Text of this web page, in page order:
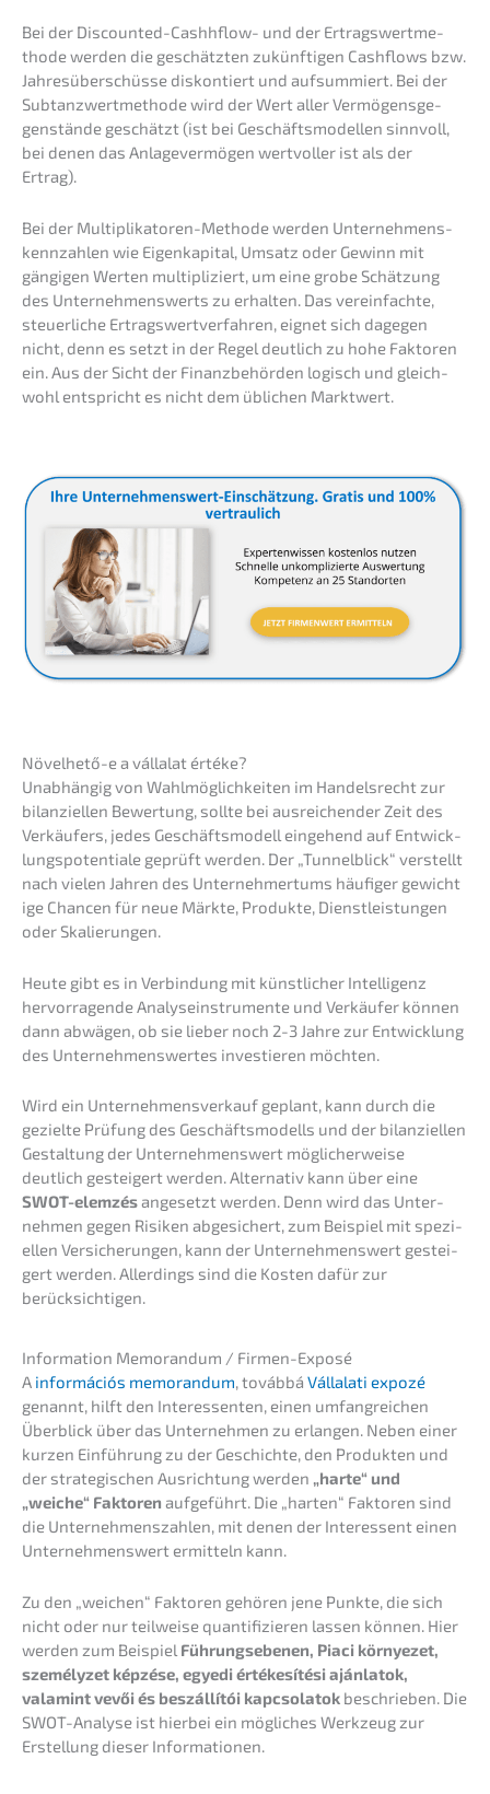
Bei der Discoun­ted-Cashh­flow- und der Ertrags­wert­me­
tho­de werden die geschätz­ten zukünf­ti­gen Cashflows bzw.
Jahres­über­schüs­se diskon­tiert und aufsum­miert. Bei der
Subtanz­wert­me­tho­de wird der Wert aller Vermö­gens­ge­
gen­stän­de geschätzt (ist bei Geschäfts­mo­del­len sinnvoll,
bei denen das Anlage­ver­mö­gen wertvol­ler ist als der
Ertrag).
Bei der Multi­pli­ka­to­ren-Metho­de werden Unter­neh­mens­
kenn­zah­len wie Eigen­ka­pi­tal, Umsatz oder Gewinn mit
gängi­gen Werten multi­pli­ziert, um eine grobe Schät­zung
des Unter­neh­mens­werts zu erhal­ten. Das verein­fach­te,
steuer­li­che Ertrags­wert­ver­fah­ren, eignet sich dagegen
nicht, denn es setzt in der Regel deutlich zu hohe Fakto­ren
ein. Aus der Sicht der Finanz­be­hör­den logisch und gleich­
wohl entspricht es nicht dem üblichen Marktwert.
Növel­he­tő-e a válla­lat értéke?
Unabhän­gig von Wahlmög­lich­kei­ten im Handels­recht zur
bilan­zi­el­len Bewer­tung, sollte bei ausrei­chen­der Zeit des
Verkäu­fers, jedes Geschäfts­mo­dell einge­hend auf Entwick­
lungs­po­ten­tia­le geprüft werden. Der „Tunnel­blick“ verstellt
nach vielen Jahren des Unter­neh­mer­tums häufi­ger gewich­t
i­ge Chancen für neue Märkte, Produk­te, Dienst­leis­tun­gen
oder Skalierungen.
Heute gibt es in Verbin­dung mit künst­li­cher Intel­li­genz
hervor­ra­gen­de Analy­se­instru­men­te und Verkäu­fer können
dann abwägen, ob sie lieber noch 2-3 Jahre zur Entwick­lung
des Unter­neh­mens­wer­tes inves­tie­ren möchten.
Wird ein Unter­nehmens­verkauf geplant, kann durch die
geziel­te Prüfung des Geschäfts­mo­dells und der bilan­zi­el­len
Gestal­tung der Unter­neh­mens­wert mögli­cher­wei­se
deutlich gestei­gert werden. Alter­na­tiv kann über eine
SWOT-elemzésangesetzt werden. Denn wird das Unter­
neh­men gegen Risiken abgesi­chert, zum Beispiel mit spezi­
el­len Versi­che­run­gen, kann der Unter­neh­mens­wert gestei­
gert werden. Aller­dings sind die Kosten dafür zur
berücksichtigen.
Infor­ma­ti­on Memoran­dum / Firmen-Exposé
A infor­má­ciós memoran­dum, továb­bá Vállala­ti expozé
genannt, hilft den Inter­es­sen­ten, einen umfang­rei­chen
Überblick über das Unter­neh­men zu erlan­gen. Neben einer
kurzen Einfüh­rung zu der Geschich­te, den Produk­ten und
der strate­gi­schen Ausrich­tung werden „harte“ und
„weiche“ Fakto­ren aufge­führt. Die „harten“ Fakto­ren sind
die Unter­neh­mens­zah­len, mit denen der Inter­es­sent einen
Unter­neh­mens­wert ermit­teln kann.
Zu den „weichen“ Fakto­ren gehören jene Punkte, die sich
nicht oder nur teilwei­se quanti­fi­zie­ren lassen können. Hier
werden zum Beispiel Führungs­ebe­nen, Piaci környe­zet,
szemé­ly­zet képzé­se, egyedi értéke­sí­té­si ajánla­tok,
valami­nt vevői és beszál­lí­tói kapcso­la­tok beschrie­ben. Die
SWOT-Analy­se ist hierbei ein mögli­ches Werkzeug zur
Erstel­lung dieser Informationen.